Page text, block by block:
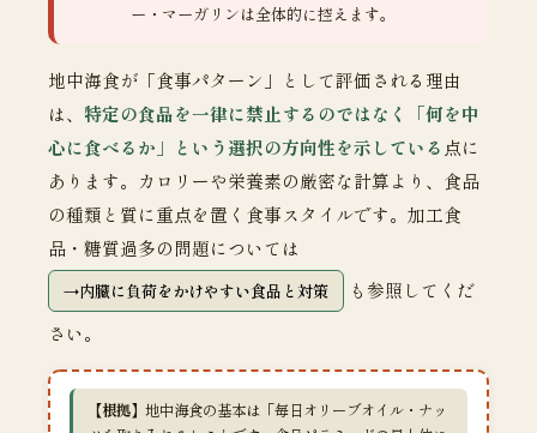
ー・マーガリンは全体的に控えます。
地中海食が「食事パターン」として評価される理由
は、 特定の食品を一律に禁止するのではなく「何を中
心に食べるか」という選択の方向性を示している 点に
あります。カロリーや栄養素の厳密な計算より、食品
の種類と質に重点を置く食事スタイルです。加工食
品・糖質過多の問題については
内臓に負荷をかけやすい食品と対策
も参照してくだ
さい。
【根拠】 地中海食の基本は「毎日オリーブオイル・ナッ